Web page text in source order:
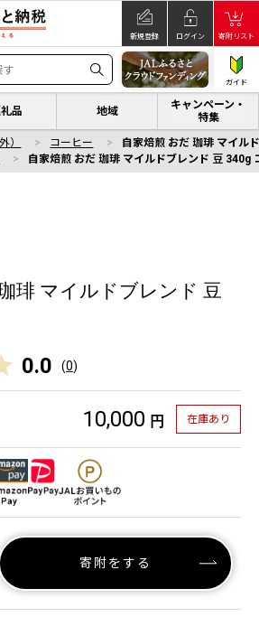
新規登録 ログイン 寄附リスト
ガイド
品 地域
キャンペーン・
特集
） コーヒー
自家焙煎 おだ 珈琲 マイル
自家焙煎 おだ 珈琲 マイルドブレンド 豆 340g
琲 マイルドブレンド 豆
0.0 (0)
10,000 円 在庫あり
寄附をする